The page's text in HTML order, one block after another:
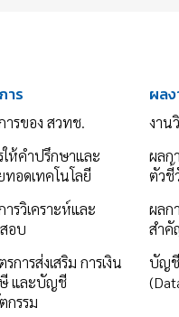
าร
ารของ สวทช.
ให้คำปรึกษาและ
ทอดเทคโนโลยี
ารวิเคราะห์และ
อบ
การส่งเสริม การเงิน
และบัญชี
กรรม
ผลง
งาน
ผลก
ตัวชี้
ผลก
สำคั
บัญ